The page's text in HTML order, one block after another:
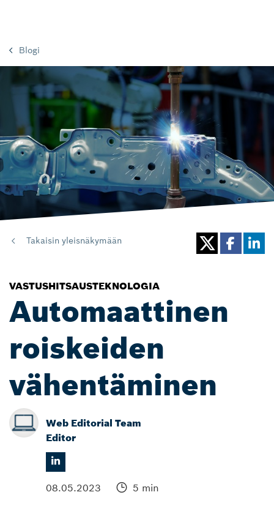
Blogi
Takaisin yleisnäkymään
VASTUSHITSAUSTEKNOLOGIA
Automaattinen
roiskeiden
vähentäminen
Web Editorial Team
Editor
08.05.2023 5 min